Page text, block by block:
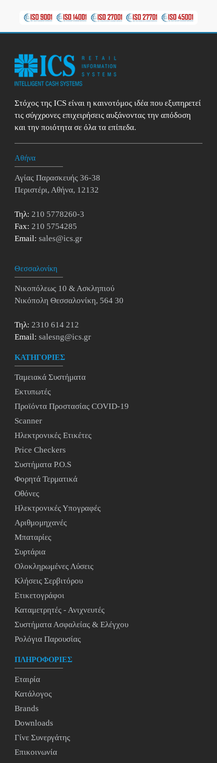
Στόχος της ICS είναι η καινοτόμος ιδέα που εξυπηρετεί
τις σύγχρονες επιχειρήσεις αυξάνοντας την απόδοση
και την ποιότητα σε όλα τα επίπεδα.
Αθήνα
Αγίας Παρασκευής 36-38
Περιστέρι, Αθήνα, 12132
Τηλ: 210 5778260-3
Fax: 210 5754285
Email: sales@ics.gr
Θεσσαλονίκη
Νικοπόλεως 10 & Ασκληπιού
Νικόπολη Θεσσαλονίκη, 564 30
Τηλ: 2310 614 212
Email: salesng@ics.gr
ΚΑΤΗΓΟΡΙΕΣ
Ταμειακά Συστήματα
Εκτυπωτές
Προϊόντα Προστασίας COVID-19
Scanner
Ηλεκτρονικές Ετικέτες
Price Checkers
Συστήματα P.O.S
Φορητά Τερματικά
Οθόνες
Ηλεκτρονικές Υπογραφές
Αριθμομηχανές
Μπαταρίες
Συρτάρια
Ολοκληρωμένες Λύσεις
Κλήσεις Σερβιτόρου
Ετικετογράφοι
Καταμετρητές - Ανιχνευτές
Συστήματα Ασφαλείας & Ελέγχου
Ρολόγια Παρουσίας
ΠΛΗΡΟΦΟΡΙΕΣ
Εταιρία
Κατάλογος
Brands
Downloads
Γίνε Συνεργάτης
Επικοινωνία